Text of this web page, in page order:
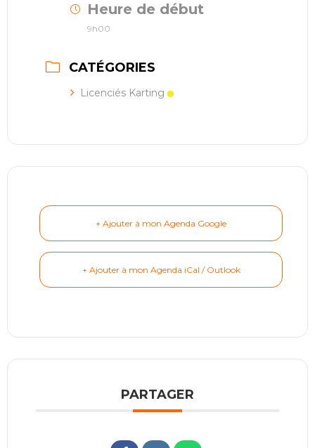
Heure de début
9h00
CATÉGORIES
Licenciés Karting
+ Ajouter à mon Agenda Google
+ Ajouter à mon Agenda iCal / Outlook
PARTAGER